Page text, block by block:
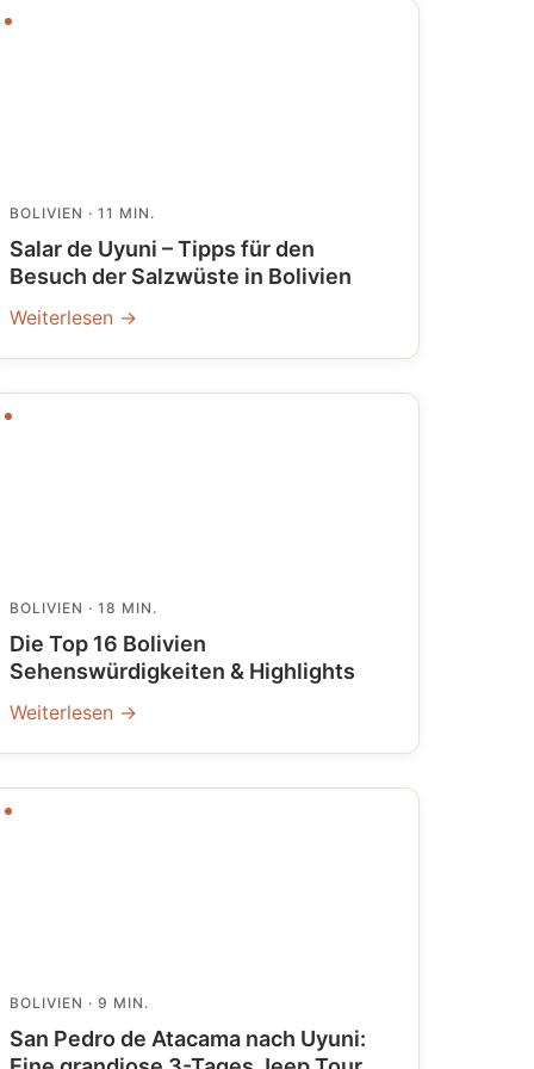
BOLIVIEN · 11 MIN.
Salar de Uyuni – Tipps für den
Besuch der Salzwüste in Bolivien
Weiterlesen →
BOLIVIEN · 18 MIN.
Die Top 16 Bolivien
Sehenswürdigkeiten & Highlights
Weiterlesen →
BOLIVIEN · 9 MIN.
San Pedro de Atacama nach Uyuni: